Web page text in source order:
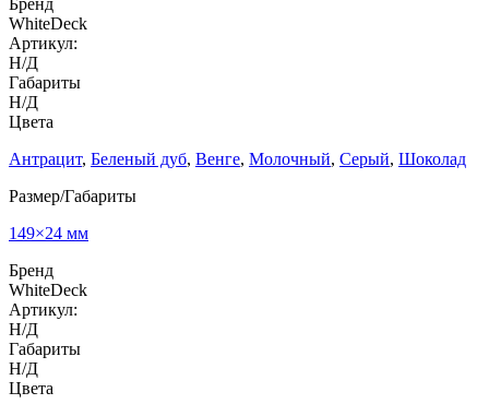
Бренд
WhiteDeck
Артикул:
Н/Д
Габариты
Н/Д
Цвета
Антрацит, Беленый дуб, Венге, Молочный, Серый, Шоколад
Размер/Габариты
149×24 мм
Бренд
WhiteDeck
Артикул:
Н/Д
Габариты
Н/Д
Цвета